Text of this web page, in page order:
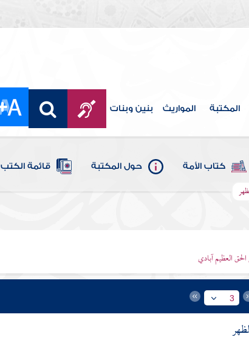
المكتبة المواريث بنين وبنات
كتاب الأمة حول المكتبة قائمة الكتب
العظيم آبادي
3